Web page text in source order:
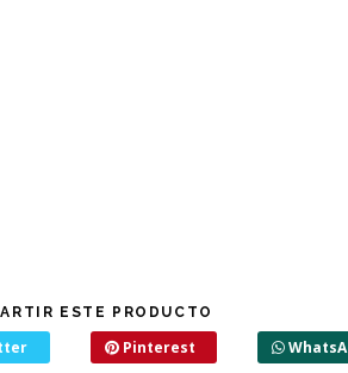
ESTE PRODUCTO
Pinterest